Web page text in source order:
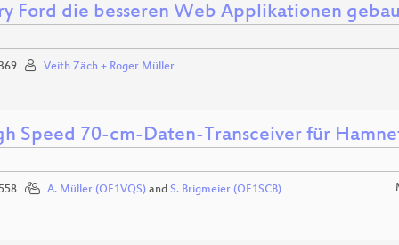
Ford die besseren Web Applikationen
369 Veith Zäch + Roger Müller
Speed 70-cm-Daten-Transceiver für
558 A. Müller (OE1VQS) and S. Brigmeier (OE1SCB)